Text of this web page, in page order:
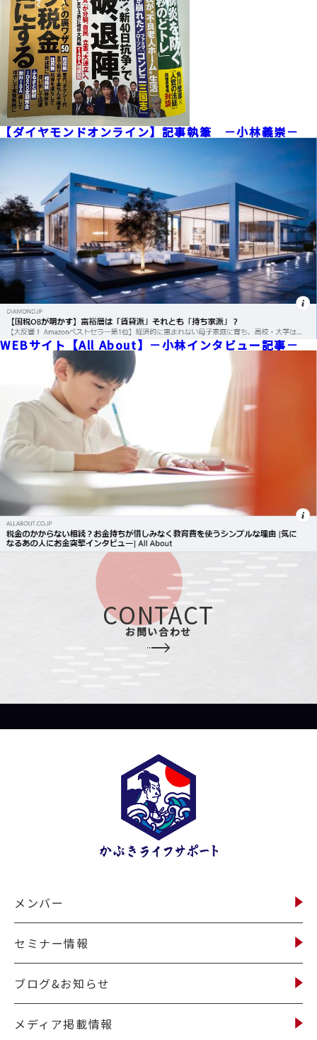
【ダイヤモンドオンライン】記事執筆 －小林義崇－
WEBサイト【All About】－小林インタビュー記事－
CONTACT
お問い合わせ
メンバー
セミナー情報
ブログ&お知らせ
メディア掲載情報